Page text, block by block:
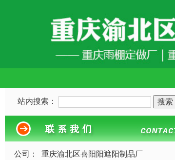
站内搜索：
公司：
重庆渝北区喜阳阳遮阳制品厂